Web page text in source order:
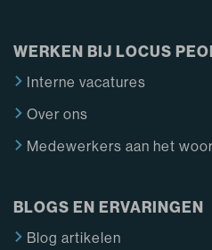
WERKEN BIJ LOCUS
Interne vacatures
Over ons
Medewerkers aan het
BLOGS EN ERVARINGEN
Blog artikelen